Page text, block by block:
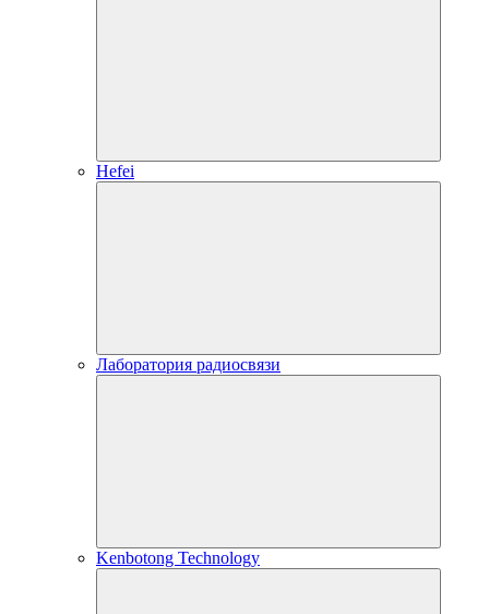
Hefei
Лаборатория радиосвязи
Kenbotong Technology